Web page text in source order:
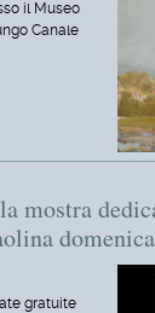
il Museo
Canale
mostra
gratuite